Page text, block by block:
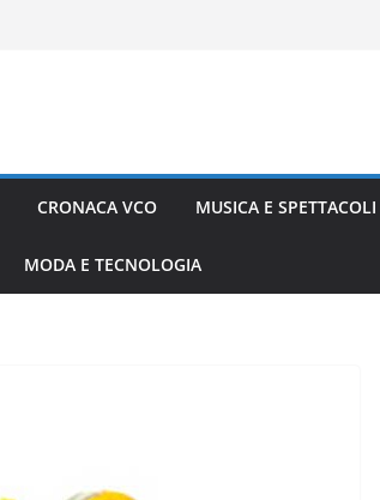
CRONACA VCO MUSICA E SPETTACOLI
MODA E TECNOLOGIA